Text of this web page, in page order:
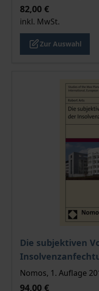
82,00 €
inkl. MwSt.
Zur Auswahl
Die subjektiven
Der Preis dieses
Nomos, 1. Auflage
94,00 €